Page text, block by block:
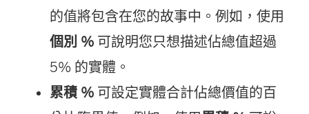
的值將包含在您的故事中。例如，使用
個別 % 可說明您只想描述佔總值超過
5% 的實體。
累積 % 可設定實體合計佔總價值的百